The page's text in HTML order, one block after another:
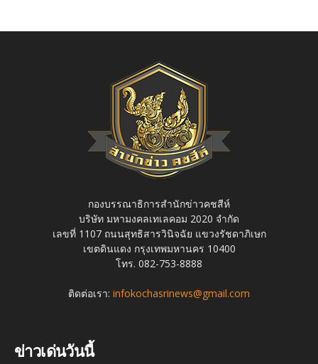
กองบรรณาธิการสำนักข่าวคชสีห์
บริษัท มหามงคลเทเลคอม 2020 จำกัด
เลขที่ 1107 ถนนสุทธิสารวินิจฉัย แขวงรัชดาภิเษก
เขตดินแดง กรุงเทพมหานคร 10400
โทร. 082-753-8888
ติดต่อเรา: infokochasrinews@gmail.com
ข่าวเด่นวันนี้